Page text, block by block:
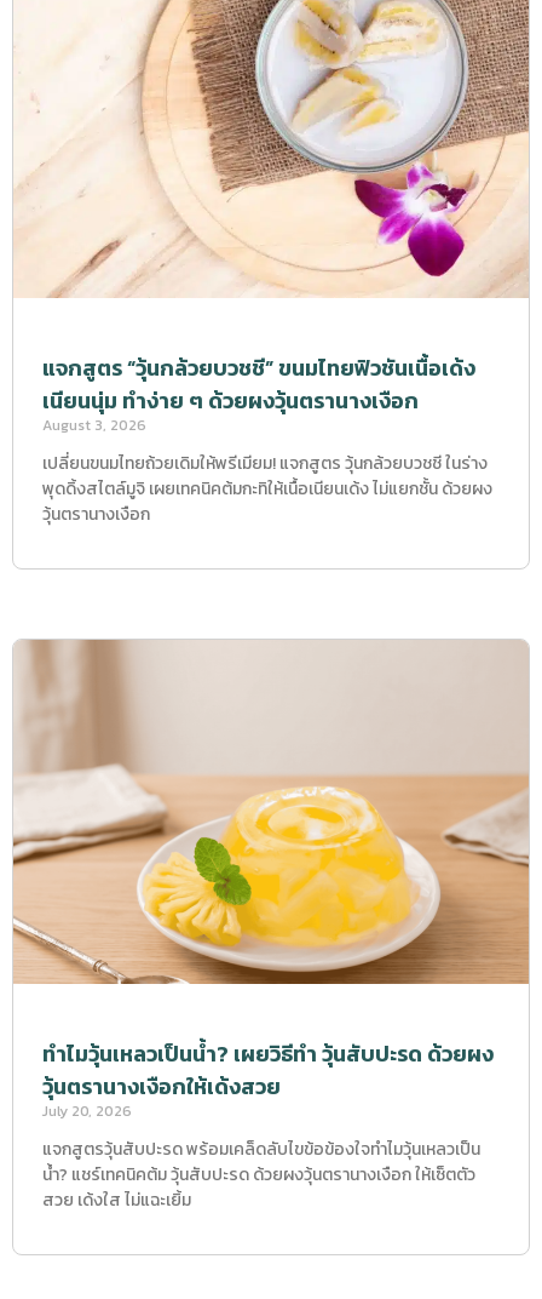
แจกสูตร “วุ้นกล้วยบวชชี” ขนมไทยฟิวชันเนื้อเด้ง
เนียนนุ่ม ทำง่าย ๆ ด้วยผงวุ้นตรานางเงือก
August 3, 2026
เปลี่ยนขนมไทยถ้วยเดิมให้พรีเมียม! แจกสูตร วุ้นกล้วยบวชชี ในร่าง
พุดดิ้งสไตล์มูจิ เผยเทคนิคต้มกะทิให้เนื้อเนียนเด้ง ไม่แยกชั้น ด้วยผง
วุ้นตรานางเงือก
ทำไมวุ้นเหลวเป็นน้ำ? เผยวิธีทำ วุ้นสับปะรด ด้วยผง
วุ้นตรานางเงือกให้เด้งสวย
July 20, 2026
แจกสูตรวุ้นสับปะรด พร้อมเคล็ดลับไขข้อข้องใจทำไมวุ้นเหลวเป็น
น้ำ? แชร์เทคนิคต้ม วุ้นสับปะรด ด้วยผงวุ้นตรานางเงือก ให้เซ็ตตัว
สวย เด้งใส ไม่แฉะเยิ้ม